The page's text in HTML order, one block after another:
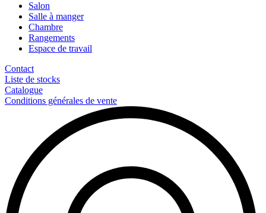
Salon
Salle à manger
Chambre
Rangements
Espace de travail
Contact
Liste de stocks
Catalogue
Conditions générales de vente